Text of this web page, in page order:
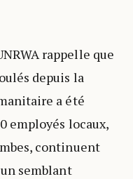
rappelle que
depuis la
a été
employés locaux,
continuent
un semblant